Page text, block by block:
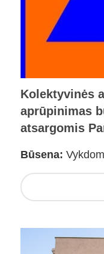
Kolektyvinės
aprūpinimas
atsargomis
Būsena: